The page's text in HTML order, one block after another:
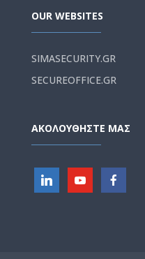
OUR WEBSITES
SIMASECURITY.GR
SECUREOFFICE.GR
ΑΚΟΛΟΥΘΗΣΤΕ ΜΑΣ